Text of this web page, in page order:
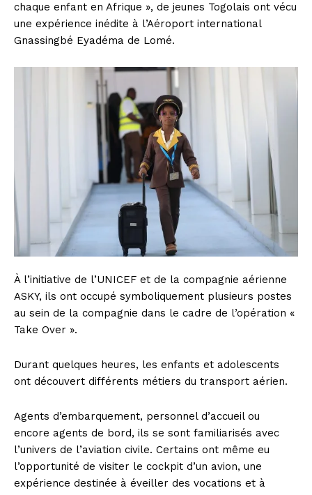
chaque enfant en Afrique », de jeunes Togolais ont vécu
une expérience inédite à l’Aéroport international
Gnassingbé Eyadéma de Lomé.
À l’initiative de l’UNICEF et de la compagnie aérienne
ASKY, ils ont occupé symboliquement plusieurs postes
au sein de la compagnie dans le cadre de l’opération «
Take Over ».
Durant quelques heures, les enfants et adolescents
ont découvert différents métiers du transport aérien.
Agents d’embarquement, personnel d’accueil ou
encore agents de bord, ils se sont familiarisés avec
l’univers de l’aviation civile. Certains ont même eu
l’opportunité de visiter le cockpit d’un avion, une
expérience destinée à éveiller des vocations et à